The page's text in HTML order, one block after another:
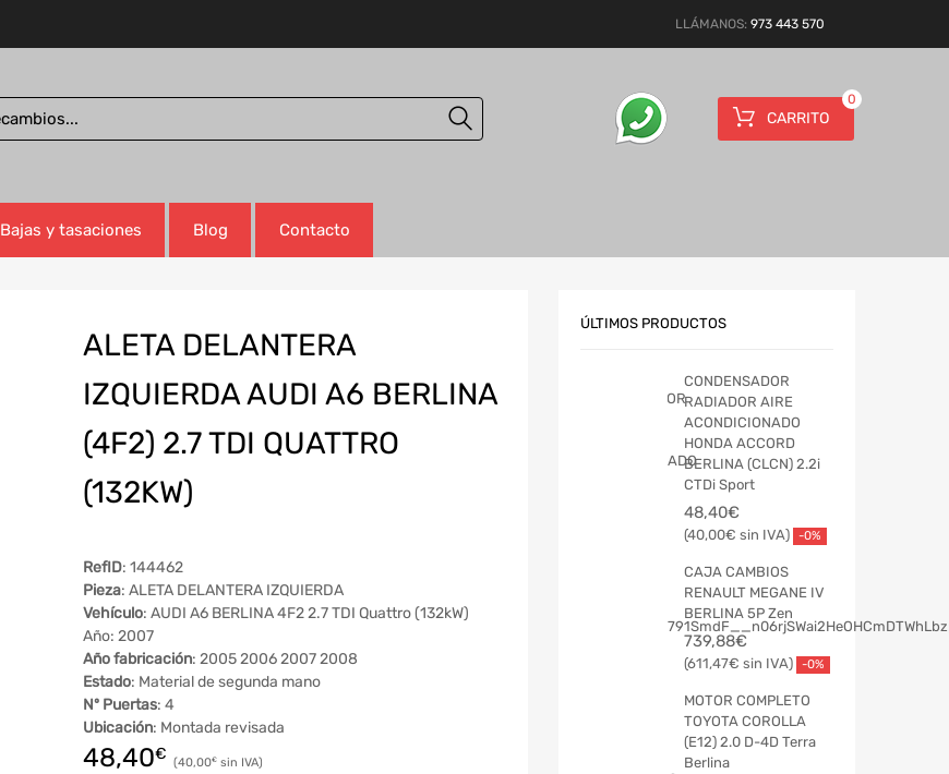
LLÁMANOS: 973 443 570
CARRITO
0
Bajas y tasaciones Blog Contacto
ALETA DELANTERA
IZQUIERDA AUDI A6 BERLINA
(4F2) 2.7 TDI QUATTRO
(132KW)
RefID: 144462
Pieza: ALETA DELANTERA IZQUIERDA
Vehículo: AUDI A6 BERLINA 4F2 2.7 TDI Quattro (132kW)
Año: 2007
Año fabricación: 2005 2006 2007 2008
Estado: Material de segunda mano
Nº Puertas: 4
Ubicación: Montada revisada
48,40€ 40,00€
ÚLTIMOS PRODUCTOS
CONDENSADOR
RADIADOR AIRE
ACONDICIONADO
HONDA ACCORD
BERLINA (CLCN) 2.2i
CTDi Sport
48,40€
40,00€ -0%
CAJA CAMBIOS
RENAULT MEGANE IV
BERLINA 5P Zen
739,88€
611,47€ -0%
MOTOR COMPLETO
TOYOTA COROLLA
(E12) 2.0 D-4D Terra
Berlina